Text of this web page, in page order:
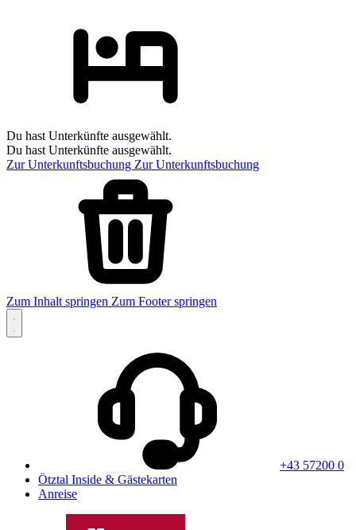
Du hast Unterkünfte ausgewählt.
Du hast Unterkünfte ausgewählt.
Zur Unterkunftsbuchung Zur Unterkunftsbuchung
Zum Inhalt springen Zum Footer springen
+43 57200 0
Ötztal Inside & Gästekarten
Anreise